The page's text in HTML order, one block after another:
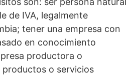
de IVA, legalmente
tener una empresa con
en conocimiento
productora o
o servicios